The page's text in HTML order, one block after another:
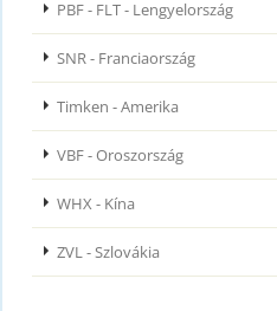
PBF - FLT - Lengyelország
SNR - Franciaország
Timken - Amerika
VBF - Oroszország
WHX - Kína
ZVL - Szlovákia